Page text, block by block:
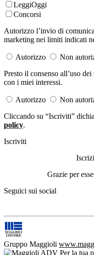
LeggiOggi
Concorsi
Autorizzo l’invio di
marketing nei limiti indicati
Autorizzo
Non
Presto il consenso all’uso
con i miei interessi.
Autorizzo
Non
Cliccando su “Iscriviti”
policy.
Iscriviti
Grazie per
Seguici sui social
Gruppo Maggioli
Per la tua